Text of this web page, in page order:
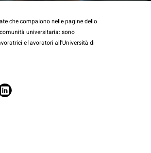
che compaiono nelle pagine dello
universitaria: sono
e lavoratori all’Università di